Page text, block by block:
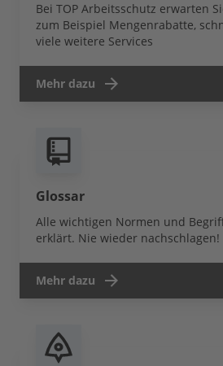
Bei TOP Arbeitsschutz erwarten
zum Beispiel Mengenrabatte,
viele weitere Services
Mehr dazu
Glossar
Alle wichtigen Normen und
erklärt. Nie wieder nachschlagen!
Mehr dazu